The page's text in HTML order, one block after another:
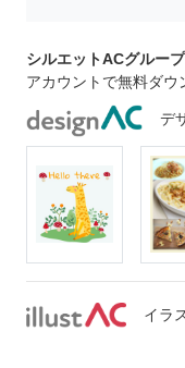
シルエットACグルー
アカウントで無料ダウ
デ
イラ